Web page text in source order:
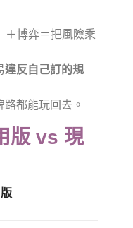
＋博弈＝把風險乘
違反自己訂的規
路都能玩回去。
版 vs 現